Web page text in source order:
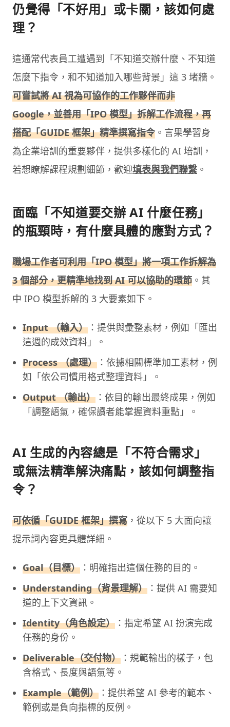
仍覺得「不好用」或卡關，該如何處
理？
這通常代表員工遭遇到「不知道交辦什麼、不知道
怎麼下指令，和不知道加入哪些背景」這 3 堵牆。
可嘗試將 AI 視為可協作的工作夥伴而非
Google，並善用「IPO 模型」拆解工作流程，再
搭配「GUIDE 框架」精準撰寫指令 。言果學習身
為企業培訓的重要夥伴，提供多樣化的 AI 培訓，
若想瞭解課程規劃細節，歡迎填表與我們聯繫 。
面臨「不知道要交辦 AI 什麼任務」
的瓶頸時，有什麼具體的應對方式？
職場工作者可利用「IPO 模型」將一項工作拆解為
3 個部分，更精準地找到 AI 可以協助的環節 。其
中 IPO 模型拆解的 3 大要素如下。
Input （輸入） ：提供與彙整素材，例如「匯出
這週的成效資料」。
Process （處理） ：依據相關標準加工素材，例
如「依公司慣用格式整理資料」。
Output （輸出） ：依目的輸出最終成果，例如
「調整語氣，確保讀者能掌握資料重點」。
AI 生成的內容總是「不符合需求」
或無法精準解決痛點，該如何調整指
令？
可依循「GUIDE 框架」撰寫 ，從以下 5 大面向讓
提示詞內容更具體詳細。
Goal（目標） ：明確指出這個任務的目的。
Understanding（背景理解） ：提供 AI 需要知
道的上下文資訊。
Identity（角色設定） ：指定希望 AI 扮演完成
任務的身份。
Deliverable（交付物） ：規範輸出的樣子，包
含格式、長度與語氣等。
Example（範例） ：提供希望 AI 參考的範本、
範例或是負向指標的反例。